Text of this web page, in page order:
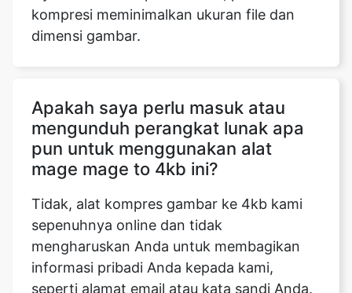
Apakah saya perlu masuk atau
mage mage to 4kb ini?
Tidak, alat kompres gambar ke 4kb kami
sepenuhnya online dan tidak
mengharuskan Anda untuk membagikan
informasi pribadi Anda kepada kami,
seperti alamat email atau kata sandi Anda.
Layanan kami sepenuhnya gratis. Tidak
perlu mengunduh perangkat lunak atau
mendaftar untuk layanan karena gambar